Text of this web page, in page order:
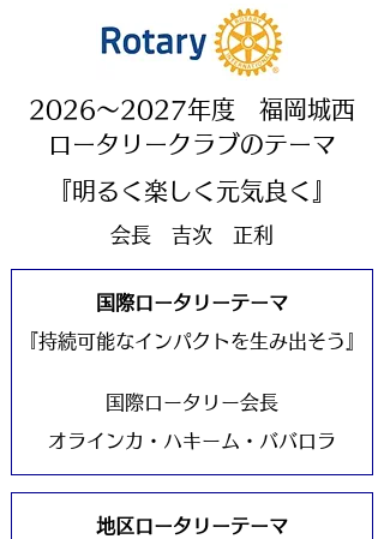
2026～2027年度 福岡城西
ロータリークラブのテーマ
『明るく楽しく元気良く』
会長 吉次 正利
国際ロータリーテーマ
『持続可能なインパクトを生み出そう』
国際ロータリー会長
オラインカ・ハキーム・ババロラ
地区ロータリーテーマ